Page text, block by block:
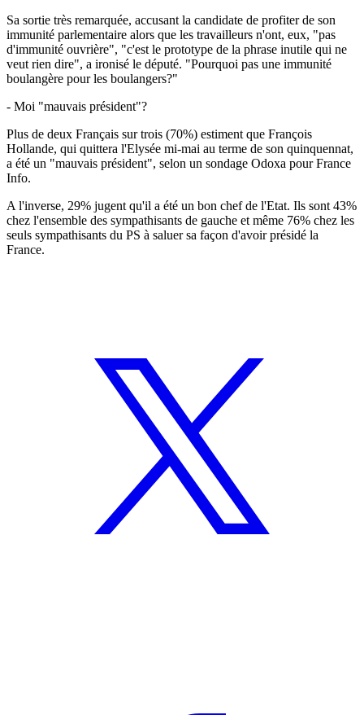
Sa sortie très remarquée, accusant la candidate de profiter de son
immunité parlementaire alors que les travailleurs n'ont, eux, "pas
d'immunité ouvrière", "c'est le prototype de la phrase inutile qui ne
veut rien dire", a ironisé le député. "Pourquoi pas une immunité
boulangère pour les boulangers?"
- Moi "mauvais président"?
Plus de deux Français sur trois (70%) estiment que François
Hollande, qui quittera l'Elysée mi-mai au terme de son quinquennat,
a été un "mauvais président", selon un sondage Odoxa pour France
Info.
A l'inverse, 29% jugent qu'il a été un bon chef de l'Etat. Ils sont 43%
chez l'ensemble des sympathisants de gauche et même 76% chez les
seuls sympathisants du PS à saluer sa façon d'avoir présidé la
France.